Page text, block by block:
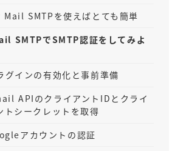
Mail SMTPを使えばとても簡単
SMTPでSMTP認証をしてみよ
グインの有効化と事前準備
APIのクライアントIDとクライ
トシークレットを取得
アカウントの認証